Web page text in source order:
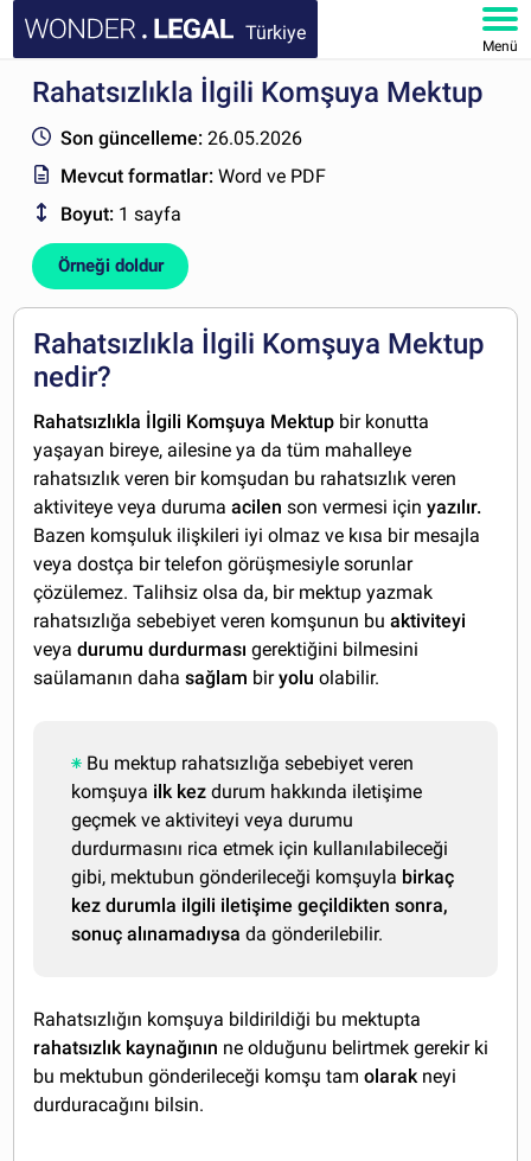
Türkiye
Menü
ANA SAYFA
BELGELER
SSS
HESABIM
Rahatsızlıkla İlgili Komşuya Mektup
Son güncelleme: 26.05.2026
Mevcut formatlar:Word ve PDF
Boyut: 1 sayfa
Örneği doldur
Rahatsızlıkla İlgili Komşuya Mektup
nedir?
Rahatsızlıkla İlgili Komşuya Mektup bir konutta
yaşayan bireye, ailesine ya da tüm mahalleye
rahatsızlık veren bir komşudan bu rahatsızlık veren
aktiviteye veya durumaacilen son vermesi içinyazılır.
Bazen komşuluk ilişkileri iyi olmaz ve kısa bir mesajla
veya dostça bir telefon görüşmesiyle sorunlar
çözülemez. Talihsiz olsa da, bir mektup yazmak
rahatsızlığa sebebiyet veren komşunun buaktiviteyi
veyadurumu durdurması gerektiğini bilmesini
saülamanın dahasağlam biryolu olabilir.
Bu mektup rahatsızlığa sebebiyet veren
komşuya ilk kezdurum hakkında iletişime
geçmek ve aktiviteyi veya durumu
durdurmasını rica etmek için kullanılabileceği
gibi, mektubun gönderileceği komşuyla birkaç
kez durumla ilgili iletişime geçildikten sonra,
sonuç alınamadıysa da gönderilebilir.
Rahatsızlığın komşuya bildirildiği bu mektupta
rahatsızlık kaynağının ne olduğunu belirtmek gerekir ki
bu mektubun gönderileceği komşu tamolarakneyi
durduracağını bilsin.